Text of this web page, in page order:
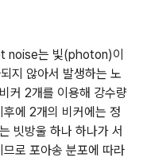
noise는 빛(photon)이
지 않아서 발생하는 노
커 2개를 이용해 강수량
에 2개의 비커에는 정
빗방울 하나 하나가 서
로 포아송 분포에 따라